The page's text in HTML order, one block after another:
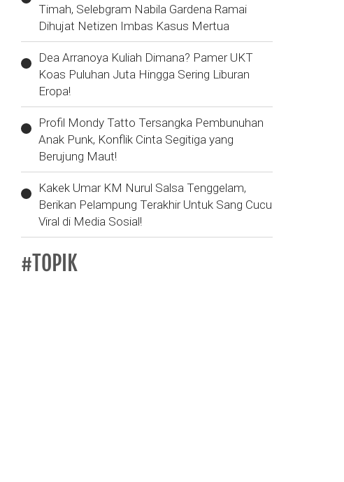
Timah, Selebgram Nabila Gardena Ramai
Dihujat Netizen Imbas Kasus Mertua
Dea Arranoya Kuliah Dimana? Pamer UKT
Koas Puluhan Juta Hingga Sering Liburan
Eropa!
Profil Mondy Tatto Tersangka Pembunuhan
Anak Punk, Konflik Cinta Segitiga yang
Berujung Maut!
Kakek Umar KM Nurul Salsa Tenggelam,
Berikan Pelampung Terakhir Untuk Sang Cucu
Viral di Media Sosial!
#TOPIK